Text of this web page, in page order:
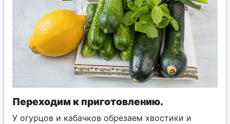
Переходим к приготовлению.
У огурцов и кабачков обрезаем хвостики и